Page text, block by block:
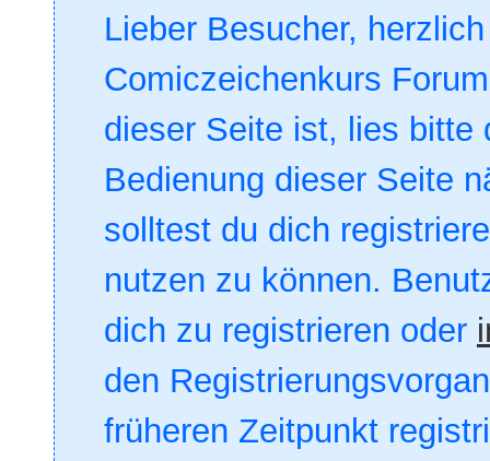
Lieber Besucher,
Comiczeichenkurs
dieser Seite ist, lies bitte
Bedienung dieser Seite
solltest du dich
nutzen zu können.
dich zu registrieren oder
den
früheren Zeitpunkt